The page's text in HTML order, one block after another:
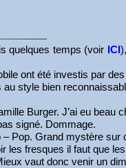
quelques temps (voir ICI
ont été investis par
style bien
Burger. J’ai eu beau
signé. Dommage.
– Pop. Grand mystère
les fresques il faut que
vaut donc venir un